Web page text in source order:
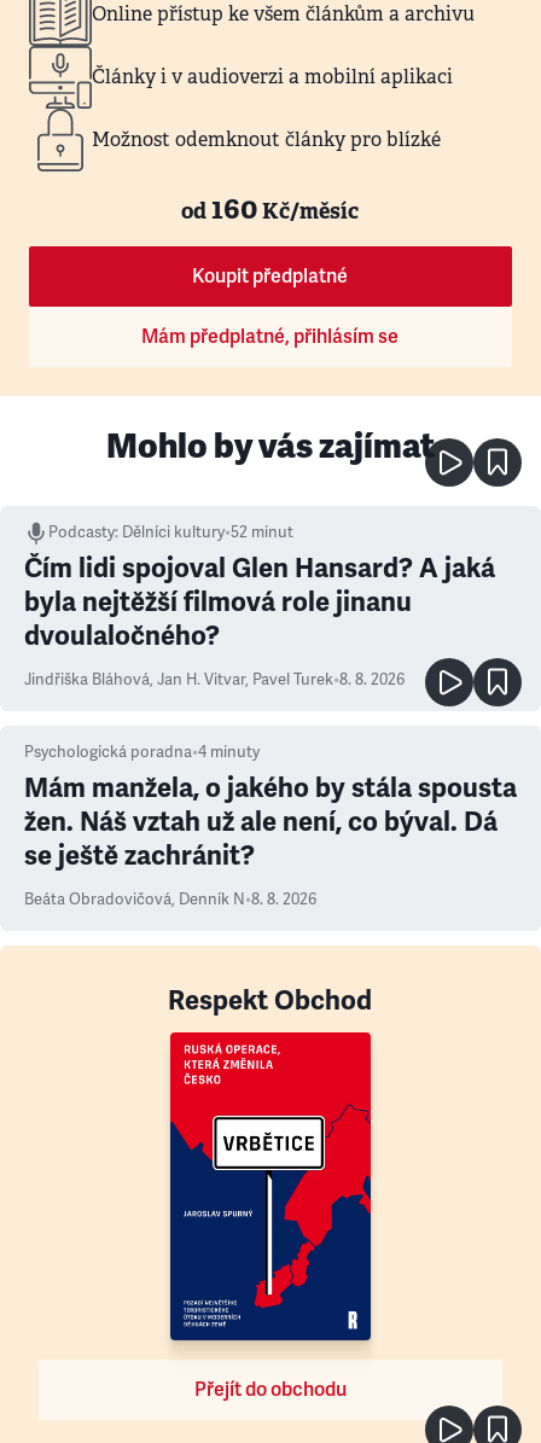
Online přístup ke všem článkům a archivu
Články i v audioverzi a mobilní aplikaci
Možnost odemknout články pro blízké
od160Kč/měsíc
Koupit předplatné
Mám předplatné, přihlásím se
Mohlo by vás zajímat
Podcasty: Dělníci kultury•52 minut
Čím lidi spojoval Glen Hansard? A jaká
byla nejtěžší filmová role jinanu
dvoulaločného?
Jindřiška Bláhová, Jan H. Vitvar, Pavel Turek•8. 8. 2026
Psychologická poradna•4 minuty
Mám manžela, o jakého by stála spousta
žen. Náš vztah už ale není, co býval. Dá
se ještě zachránit?
Beáta Obradovičová, Denník N•8. 8. 2026
Respekt Obchod
Přejít do obchodu